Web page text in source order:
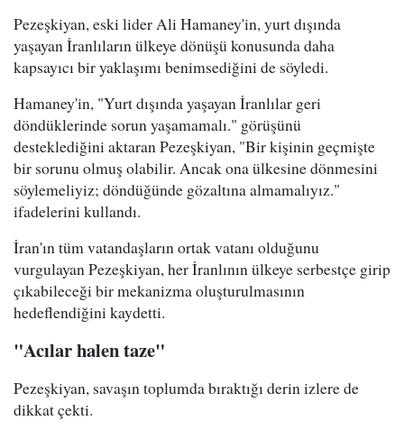
Pezeşkiyan, eski lider Ali Hamaney'in, yurt dışında
yaşayan İranlıların ülkeye dönüşü konusunda daha
kapsayıcı bir yaklaşımı benimsediğini de söyledi.
Hamaney'in, "Yurt dışında yaşayan İranlılar geri
döndüklerinde sorun yaşamamalı." görüşünü
desteklediğini aktaran Pezeşkiyan, "Bir kişinin geçmişte
bir sorunu olmuş olabilir. Ancak ona ülkesine dönmesini
söylemeliyiz; döndüğünde gözaltına almamalıyız."
ifadelerini kullandı.
İran'ın tüm vatandaşların ortak vatanı olduğunu
vurgulayan Pezeşkiyan, her İranlının ülkeye serbestçe girip
çıkabileceği bir mekanizma oluşturulmasının
hedeflendiğini kaydetti.
"Acılar halen taze"
Pezeşkiyan, savaşın toplumda bıraktığı derin izlere de
dikkat çekti.